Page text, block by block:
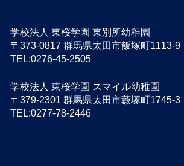
学校法人 東桜学園 東別所幼稚園
〒373-0817 群馬県太田市飯塚町1113-9
TEL:0276-45-2505
学校法人 東桜学園 スマイル幼稚園
〒379-2301 群馬県太田市藪塚町1745-3
TEL:0277-78-2446